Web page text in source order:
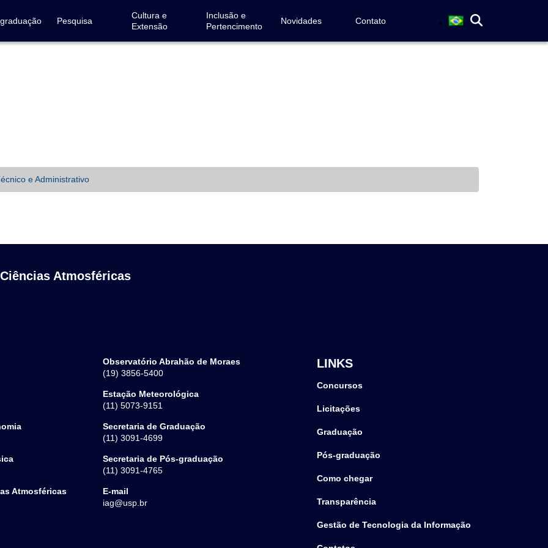
Pesquisa
Cultura e
Extensão
Inclusão e
Pertencimento
Novidades Contato
e Administrativo
Atmosféricas
Atmosféricas
Observatório Abrahão de Moraes
(19) 3856-5400
Estação Meteorológica
(11) 5073-9151
Secretaria de Graduação
(11) 3091-4699
Secretaria de Pós-graduação
(11) 3091-4765
E-mail
iag@usp.br
LINKS
Concursos
Licitações
Graduação
Pós-graduação
Como chegar
Transparência
Gestão de Tecnologia da Informação